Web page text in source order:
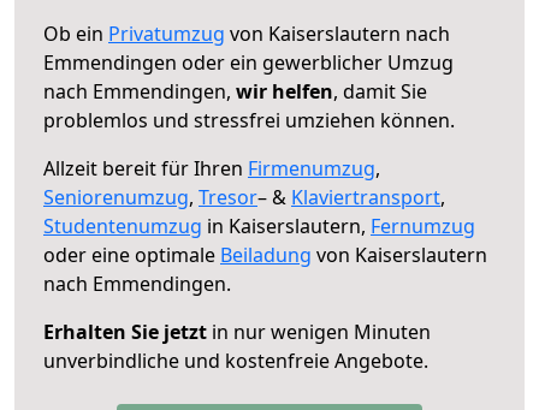
Ob ein Privatumzug von Kaiserslautern nach
Emmendingen oder ein gewerblicher Umzug
nach Emmendingen, wir helfen, damit Sie
problemlos und stressfrei umziehen können.
Allzeit bereit für Ihren Firmenumzug,
Seniorenumzug, Tresor– & Klaviertransport,
Studentenumzug in Kaiserslautern, Fernumzug
oder eine optimale Beiladung von Kaiserslautern
nach Emmendingen.
Erhalten Sie jetzt in nur wenigen Minuten
unverbindliche und kostenfreie Angebote.